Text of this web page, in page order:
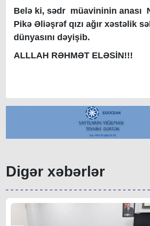
Belə ki, sədr müavininin anası
Pikə Əliəşrəf qızı ağır xəstəlik
dünyasını dəyişib.
ALLLAH RƏHMƏT ELƏSİN!!!
Digər xəbərlər